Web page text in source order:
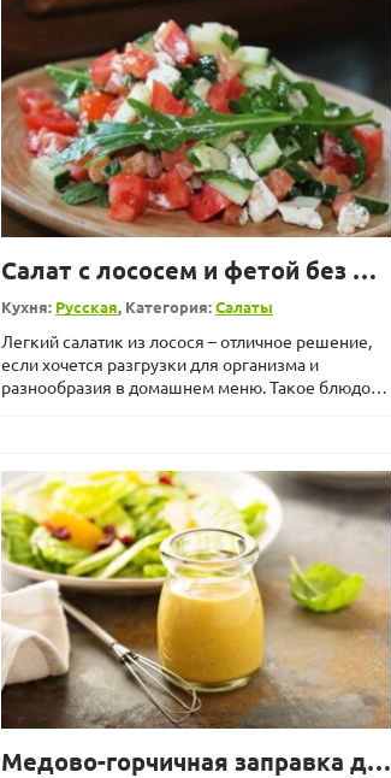
Салат с лососем и фетой без майонеза
Кухня: Русская, Категория:Салаты
Легкий салатик из лосося – отличное решение,
если хочется разгрузки для организма и
разнообразия в домашнем меню. Такое блюдо
Медово-горчичная заправка для салата